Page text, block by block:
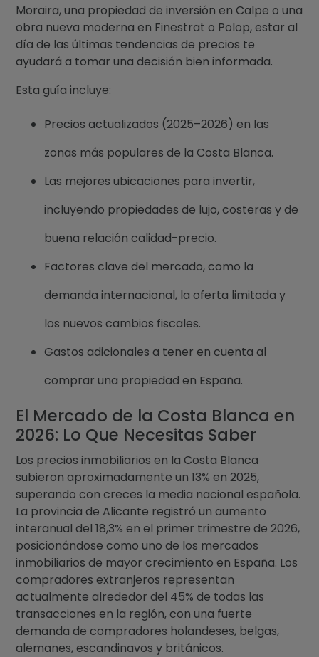
Moraira, una propiedad de inversión en Calpe o una
obra nueva moderna en Finestrat o Polop, estar al
día de las últimas tendencias de precios te
ayudará a tomar una decisión bien informada.
Esta guía incluye:
Precios actualizados (2025–2026) en las
zonas más populares de la Costa Blanca.
Las mejores ubicaciones para invertir,
incluyendo propiedades de lujo, costeras y de
buena relación calidad-precio.
Factores clave del mercado, como la
demanda internacional, la oferta limitada y
los nuevos cambios fiscales.
Gastos adicionales a tener en cuenta al
comprar una propiedad en España.
El Mercado de la Costa Blanca en
2026: Lo Que Necesitas Saber
Los precios inmobiliarios en la Costa Blanca
subieron aproximadamente un 13% en 2025,
superando con creces la media nacional española.
La provincia de Alicante registró un aumento
interanual del 18,3% en el primer trimestre de 2026,
posicionándose como uno de los mercados
inmobiliarios de mayor crecimiento en España. Los
compradores extranjeros representan
actualmente alrededor del 45% de todas las
transacciones en la región, con una fuerte
demanda de compradores holandeses, belgas,
alemanes, escandinavos y británicos.